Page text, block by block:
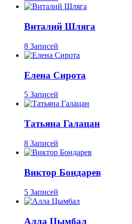
Виталий Шляга
8 Записей
Елена Сирота
5 Записей
Татьяна Галацан
8 Записей
Виктор Бондарев
5 Записей
Алла Цымбал